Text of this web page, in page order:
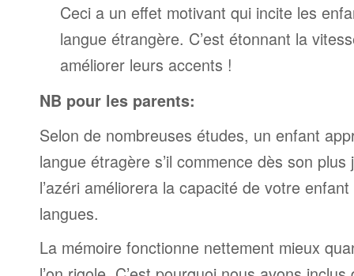
Ceci a un effet motivant qui incite les
langue étrangère. C’est étonnant la
améliorer leurs accents !
NB pour les parents:
Selon de nombreuses études, un enfant
langue étragère s’il commence dès son
l’azéri améliorera la capacité de votre
langues.
La mémoire fonctionne nettement mieux